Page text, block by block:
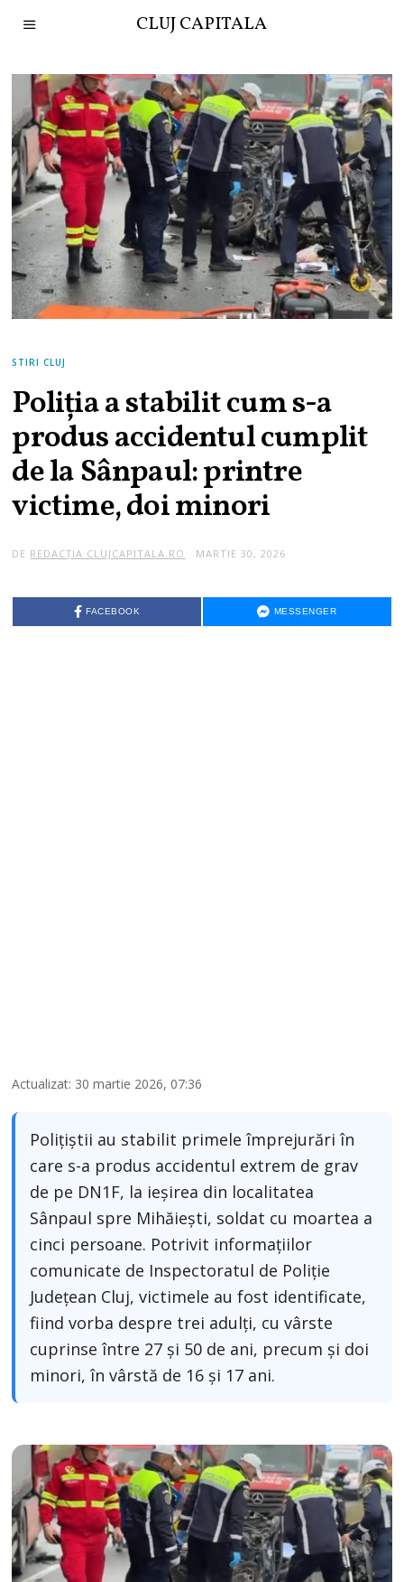
CLUJ CAPITALA
STIRI CLUJ
Poliția a stabilit cum s-a
produs accidentul cumplit
de la Sânpaul: printre
victime, doi minori
DE REDACȚIA CLUJCAPITALA.RO MARTIE 30, 2026
FACEBOOK MESSENGER
Actualizat: 30 martie 2026, 07:36
Polițiștii au stabilit primele împrejurări în
care s-a produs accidentul extrem de grav
de pe DN1F, la ieșirea din localitatea
Sânpaul spre Mihăiești, soldat cu moartea a
cinci persoane. Potrivit informațiilor
comunicate de Inspectoratul de Poliție
Județean Cluj, victimele au fost identificate,
fiind vorba despre trei adulți, cu vârste
cuprinse între 27 și 50 de ani, precum și doi
minori, în vârstă de 16 și 17 ani.